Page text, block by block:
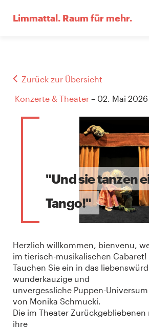
Limmattal. Raum für mehr.
Zurück zur Übersicht
Konzerte & Theater – 02. Mai 2026
"Und sie tanzen
Tango!"
Herzlich willkommen, bienvenu,
im tierisch-musikalischen Cabaret!
Tauchen Sie ein in das
wunderkauzige und
unvergessliche Puppen-Universum
von Monika Schmucki.
Die im Theater
ihre